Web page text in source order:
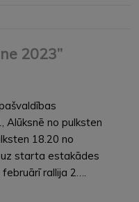
2023”
Alūksnē no pulksten
18.20 no
uz starta estakādes
rallija 2….